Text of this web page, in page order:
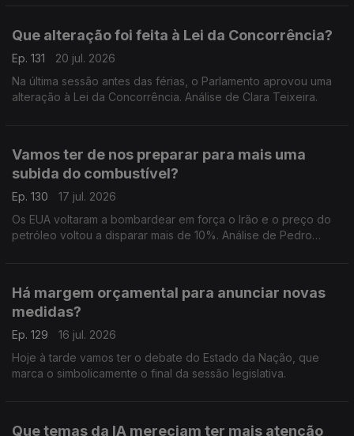
Que alteração foi feita à Lei da Concorrência?
Ep. 131
20 jul. 2026
Na última sessão antes das férias, o Parlamento aprovou uma
alteração à Lei da Concorrência. Análise de Clara Teixeira.
Vamos ter de nos preparar para mais uma
subida do combustível?
Ep. 130
17 jul. 2026
Os EUA voltaram a bombardear em força o Irão e o preço do
petróleo voltou a disparar mais de 10%. Análise de Pedro
Há margem orçamental para anunciar novas
medidas?
Ep. 129
16 jul. 2026
Hoje à tarde vamos ter o debate do Estado da Nação, que
marca o simbolicamente o final da sessão legislativa.
Que temas da IA mereciam ter mais atenção